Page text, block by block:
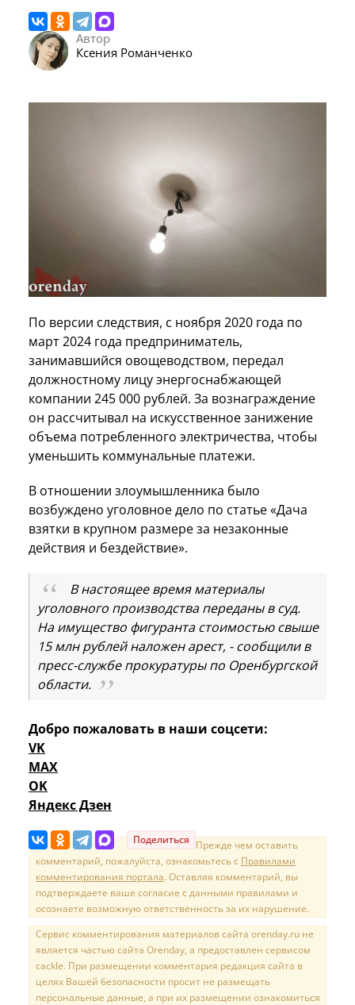
Автор
Ксения Романченко
По версии следствия, с ноября 2020 года по
март 2024 года предприниматель,
занимавшийся овощеводством, передал
должностному лицу энергоснабжающей
компании 245 000 рублей. За вознаграждение
он рассчитывал на искусственное занижение
объема потребленного электричества, чтобы
уменьшить коммунальные платежи.
В отношении злоумышленника было
возбуждено уголовное дело по статье «Дача
взятки в крупном размере за незаконные
действия и бездействие».
В настоящее время материалы
уголовного производства переданы в суд.
На имущество фигуранта стоимостью свыше
15 млн рублей наложен арест, - сообщили в
пресс-службе прокуратуры по Оренбургской
области.
Добро пожаловать в наши соцсети:
VK
MAX
OK
Яндекс Дзен
Поделиться Прежде чем оставить
комментарий, пожалуйста, ознакомьтесь с Правилами
комментирования портала. Оставляя комментарий, вы
подтверждаете ваше согласие с данными правилами и
осознаете возможную ответственность за их нарушение.
Сервис комментирования материалов сайта orenday.ru не
является частью сайта Orenday, а предоставлен сервисом
cackle. При размещении комментария редакция сайта в
целях Вашей безопасности просит не размещать
персональные данные, а при их размещении ознакомиться